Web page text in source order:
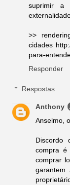
suprimir a
>>
cidades
para-
Responder
Respostas
Anthony
Anselmo,
Discordo
compra
comprar
garantem